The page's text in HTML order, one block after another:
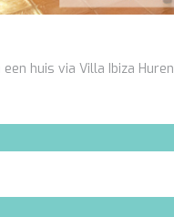
huis via Villa Ibiza Huren